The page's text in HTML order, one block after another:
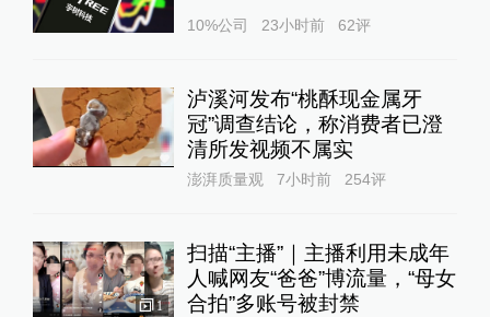
10%公司 23小时前 62评
泸溪河发布“桃酥现金属牙
冠”调查结论，称消费者已澄
清所发视频不属实
澎湃质量观 7小时前 254评
1
扫描“主播”｜主播利用未成年
人喊网友“爸爸”博流量，“母女
合拍”多账号被封禁